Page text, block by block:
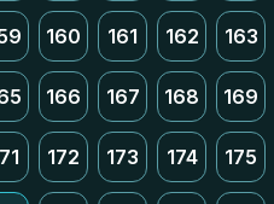
160 161 162 163
166 167 168 169
172 173 174 175